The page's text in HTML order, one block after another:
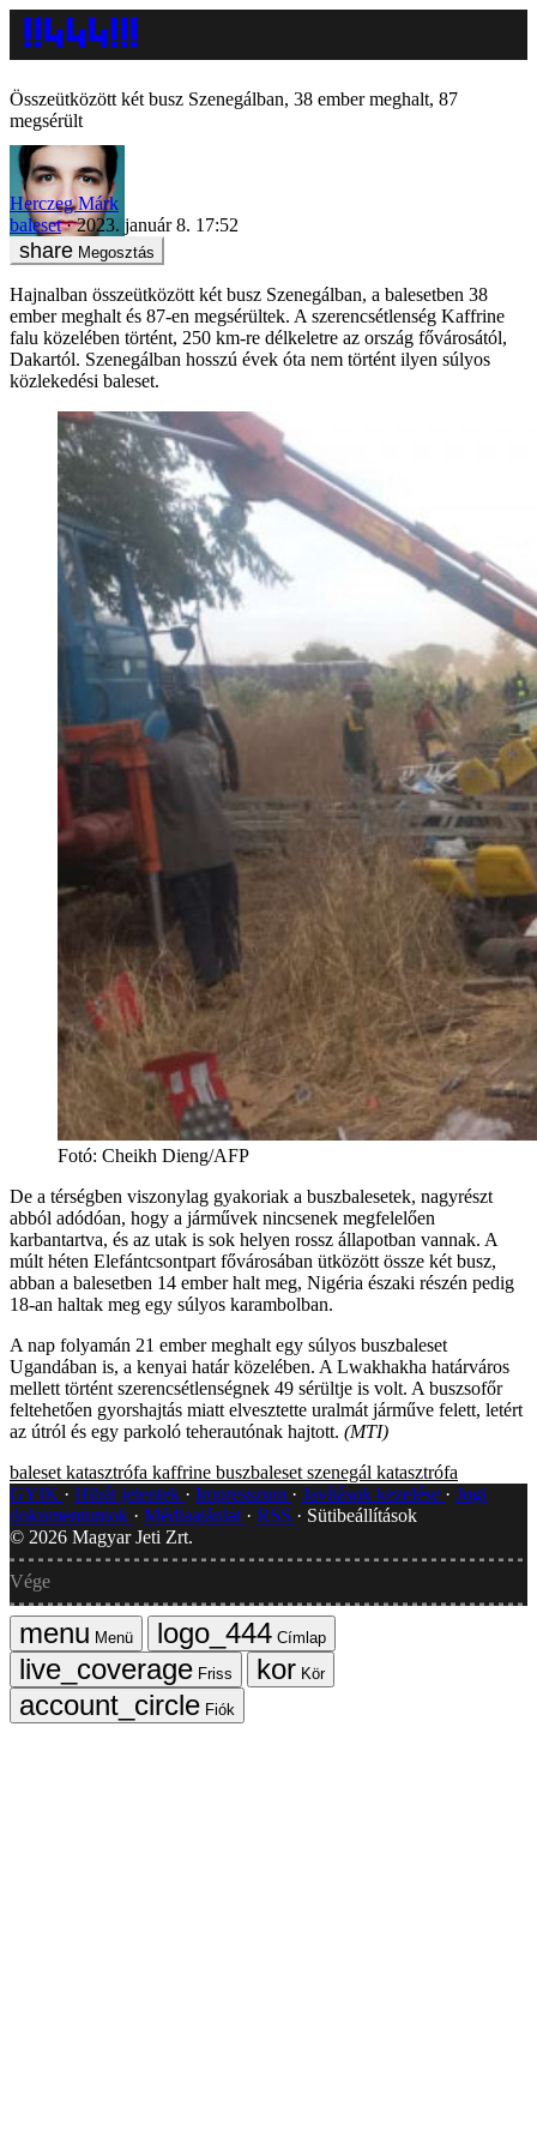
Összeütközött két busz Szenegálban, 38 ember meghalt, 87
megsérült
Herczeg Márk
baleset
2023. január 8. 17:52
Megosztás
Hajnalban összeütközött két busz Szenegálban, a balesetben 38
ember meghalt és 87-en megsérültek. A szerencsétlenség Kaffrine
falu közelében történt, 250 km-re délkeletre az ország fővárosától,
Dakartól. Szenegálban hosszú évek óta nem történt ilyen súlyos
közlekedési baleset.
Fotó: Cheikh Dieng/AFP
De a térségben viszonylag gyakoriak a buszbalesetek, nagyrészt
abból adódóan, hogy a járművek nincsenek megfelelően
karbantartva, és az utak is sok helyen rossz állapotban vannak. A
múlt héten Elefántcsontpart fővárosában ütközött össze két busz,
abban a balesetben 14 ember halt meg, Nigéria északi részén pedig
18-an haltak meg egy súlyos karambolban.
A nap folyamán 21 ember meghalt egy súlyos buszbaleset
Ugandában is, a kenyai határ közelében. A Lwakhakha határváros
mellett történt szerencsétlenségnek 49 sérültje is volt. A buszsofőr
feltehetően gyorshajtás miatt elvesztette uralmát járműve felett, letért
az útról és egy parkoló teherautónak hajtott. (MTI)
baleset katasztrófa kaffrine buszbaleset szenegál katasztrófa
GYIK
Hibát jelentek Impresszum Javítások kezelése
Jogi
dokumentumok
Médiaajánlat RSS
Sütibeállítások
© 2026 Magyar Jeti Zrt.
Vége
Menü
Címlap
Friss
Kör
Fiók